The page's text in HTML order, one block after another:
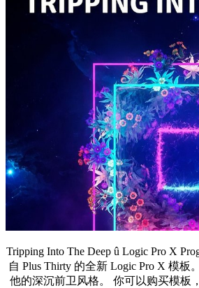
Tripping Into The Deep û Logic Pro X
自 Plus Thirty 的全新 Logic Pro X 模板
他的深沉前卫风格。 你可以购买模板